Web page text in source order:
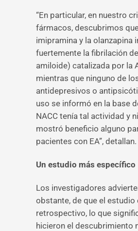
“En particular, en nuestro
fármacos, descubrimos
imipramina y la olanzapina
fuertemente la fibrilación
amiloide) catalizada por la
mientras que ninguno de
antidepresivos o
uso se informó en la base
NACC tenía tal actividad y
mostró beneficio alguno
pacientes con EA”, detallan.
Un estudio más específico
Los investigadores
obstante, de que el estudio
retrospectivo, lo que
hicieron el descubrimiento